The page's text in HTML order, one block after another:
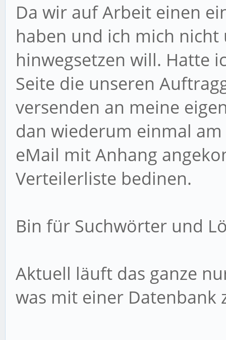
Da wir auf Arbeit einen
haben und ich mich
hinwegsetzen will. Hatte
Seite die unseren
versenden an meine
dan wiederum einmal
eMail mit Anhang
Verteilerliste bedinen.
Bin für Suchwörter und
Aktuell läuft das ganze
was mit einer Datenbank